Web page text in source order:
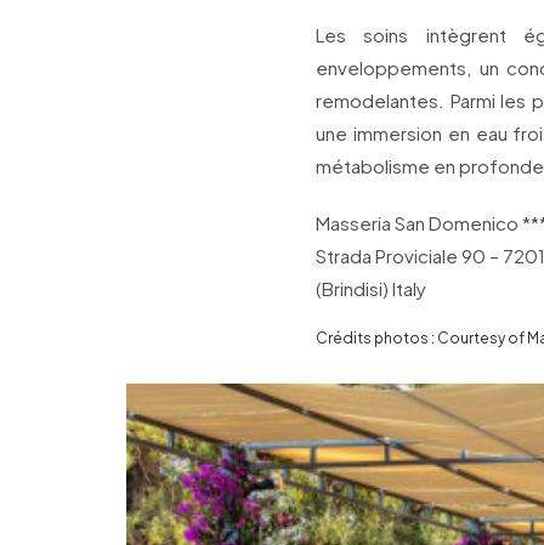
Les soins intègrent
enveloppements, un
remodelantes. Parmi les
une immersion en eau
métabolisme en
Masseria San Domenico
Strada Proviciale 90 –
(Brindisi) Italy
Crédits photos : Courtesy of